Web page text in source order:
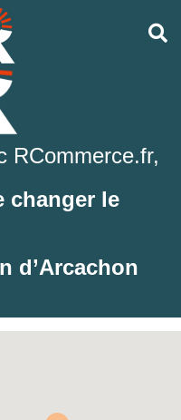
RCommerce.fr,
changer le
d’Arcachon